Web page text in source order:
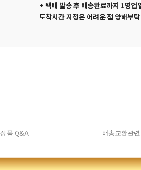
+ 택배 발송 후 배송완료까지 1영업
도착시간 지정은 어려운 점 양해부
상품 Q&A 배송교환관련